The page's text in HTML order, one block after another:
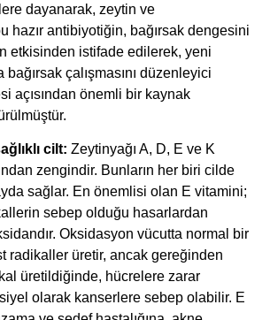
dayanarak, zeytin ve
hazır antibiyotiğin, bağırsak dengesini
etkisinden istifade edilerek, yeni
çalışmasını düzenleyici
açısından önemli bir kaynak
cilt: Zeytinyağı A, D, E ve K
zengindir. Bunların her biri cilde
sağlar. En önemlisi olan E vitamini;
sebep olduğu hasarlardan
Oksidasyon vücutta normal bir
radikaller üretir, ancak gereğinden
üretildiğinde, hücrelere zarar
olarak kanserlere sebep olabilir. E